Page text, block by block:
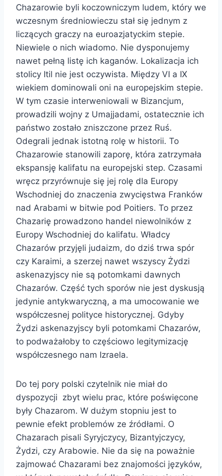
Chazarowie byli koczowniczym ludem, który we
wczesnym średniowieczu stał się jednym z
liczących graczy na euroazjatyckim stepie.
Niewiele o nich wiadomo. Nie dysponujemy
nawet pełną listę ich kaganów. Lokalizacja ich
stolicy Itil nie jest oczywista. Między VI a IX
wiekiem dominowali oni na europejskim stepie.
W tym czasie interweniowali w Bizancjum,
prowadzili wojny z Umajjadami, ostatecznie ich
państwo zostało zniszczone przez Ruś.
Odegrali jednak istotną rolę w historii. To
Chazarowie stanowili zaporę, która zatrzymała
ekspansję kalifatu na europejski step. Czasami
wręcz przyrównuje się jej rolę dla Europy
Wschodniej do znaczenia zwycięstwa Franków
nad Arabami w bitwie pod Poitiers. To przez
Chazarię prowadzono handel niewolników z
Europy Wschodniej do kalifatu. Władcy
Chazarów przyjęli judaizm, do dziś trwa spór
czy Karaimi, a szerzej nawet wszyscy Żydzi
askenazyjscy nie są potomkami dawnych
Chazarów. Część tych sporów nie jest dyskusją
jedynie antykwaryczną, a ma umocowanie we
współczesnej polityce historycznej. Gdyby
Żydzi askenazyjscy byli potomkami Chazarów,
to podważałoby to częściowo legitymizację
współczesnego nam Izraela.
Do tej pory polski czytelnik nie miał do
dyspozycji zbyt wielu prac, które poświęcone
były Chazarom. W dużym stopniu jest to
pewnie efekt problemów ze źródłami. O
Chazarach pisali Syryjczycy, Bizantyjczycy,
Żydzi, czy Arabowie. Nie da się na poważnie
zajmować Chazarami bez znajomości języków,